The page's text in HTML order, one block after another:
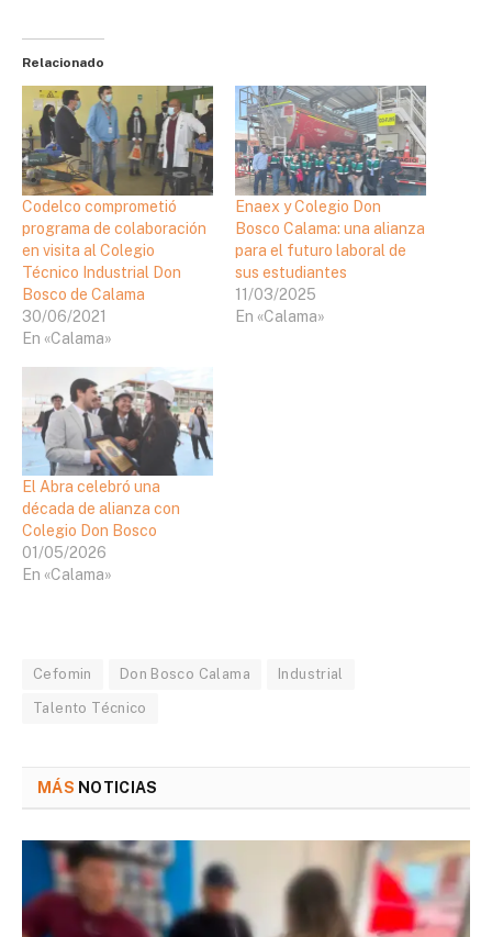
Relacionado
Codelco comprometió
programa de colaboración
en visita al Colegio
Técnico Industrial Don
Bosco de Calama
30/06/2021
En «Calama»
Enaex y Colegio Don
Bosco Calama: una alianza
para el futuro laboral de
sus estudiantes
11/03/2025
En «Calama»
El Abra celebró una
década de alianza con
Colegio Don Bosco
01/05/2026
En «Calama»
Cefomin Don Bosco Calama Industrial
Talento Técnico
MÁS NOTICIAS